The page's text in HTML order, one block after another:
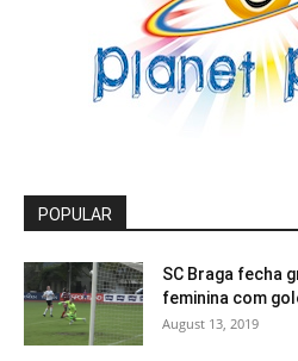
POPULAR
SC Braga fecha
feminina com
August 13, 2019